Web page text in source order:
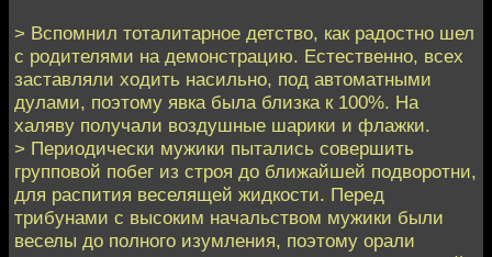
> Вспомнил тоталитарное детство, как радостно шел
с родителями на демонстрацию. Естественно, всех
заставляли ходить насильно, под автоматными
дулами, поэтому явка была близка к 100%. На
халяву получали воздушные шарики и флажки.
> Периодически мужики пытались совершить
групповой побег из строя до ближайшей подворотни,
для распития веселящей жидкости. Перед
трибунами с высоким начальством мужики были
веселы до полного изумления, поэтому орали